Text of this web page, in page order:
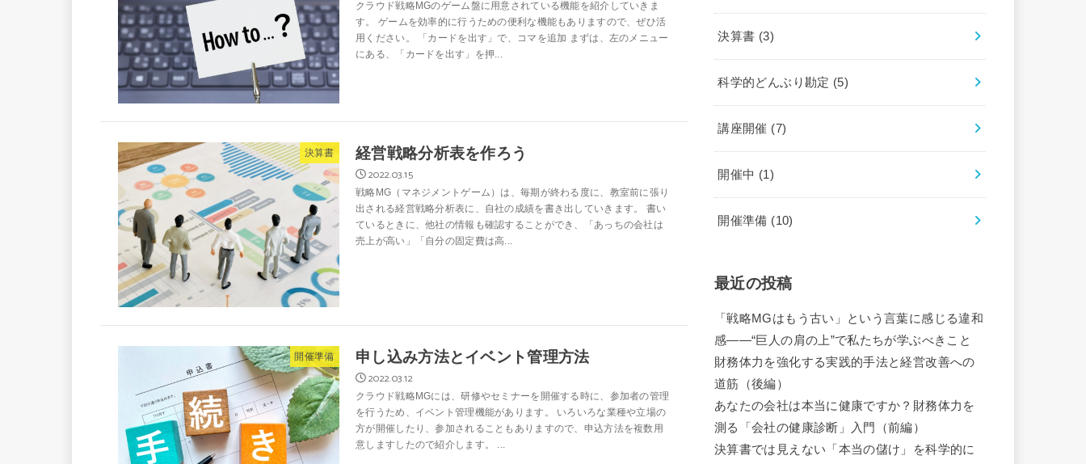
クラウド戦略MGのゲーム盤に用意されている機能を紹介していきま
す。 ゲームを効率的に行うための便利な機能もありますので、ぜひ活
用ください。 「カードを出す」で、コマを追加 まずは、左のメニュー
にある、「カードを出す」を押...
決算書
経営戦略分析表を作ろう
2022.03.15
戦略MG（マネジメントゲーム）は、毎期が終わる度に、教室前に張り
出される経営戦略分析表に、自社の成績を書き出していきます。 書い
ているときに、他社の情報も確認することができ、「あっちの会社は
売上が高い」「自分の固定費は高...
開催準備
申し込み方法とイベント管理方法
2022.03.12
クラウド戦略MGには、研修やセミナーを開催する時に、参加者の管理
を行うため、イベント管理機能があります。 いろいろな業種や立場の
方が開催したり、参加されることもありますので、申込方法を複数用
意しますしたので紹介します。 ...
決算書 (3)
科学的どんぶり勘定 (5)
講座開催 (7)
開催中 (1)
開催準備 (10)
最近の投稿
「戦略MGはもう古い」という言葉に感じる違和
感――“巨人の肩の上”で私たちが学ぶべきこと
財務体力を強化する実践的手法と経営改善への
道筋（後編）
あなたの会社は本当に健康ですか？財務体力を
測る「会社の健康診断」入門（前編）
決算書では見えない「本当の儲け」を科学的に